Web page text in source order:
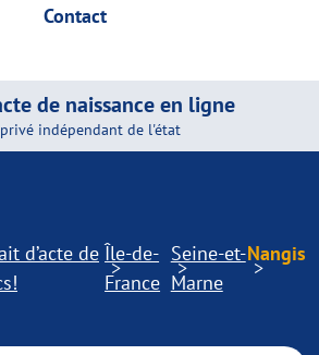
Contact
de naissance en ligne
indépendant de l'état
d’acte de Île-de-
France
Seine-et-
Marne
Nangis